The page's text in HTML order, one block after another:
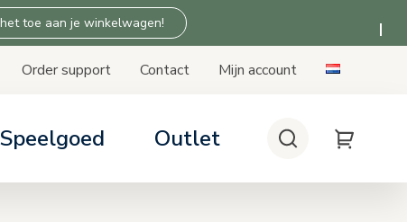
toe aan je winkelwagen!
Order support Contact
Mijn account
Speelgoed Outlet Zoeken My Cart